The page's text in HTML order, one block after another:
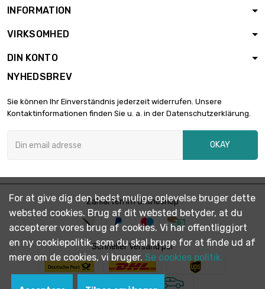
længde : 0.1 Meter
diameter : 0.5mm
0,88 €
længde : 0.3 Meter
længde : 0.4 Meter
diameter : 0.5mm
0,88 € 
længde : 0.5 Meter
diameter : 0.5mm
0,88 €
INFORMATION
VIRKSOMHED
DIN KONTO
NYHEDSBREV
Sie können Ihr Einverständnis jederzeit widerrufen. Unsere
Kontaktinformationen finden Sie u. a. in der Datenschutzerklärung.
OKAY
Zahlarten im Onlineshop
Schneller Versand per
For at give dig den bedst mulige oplevelse bruger dette
websted cookies. Brug af dit websted betyder, at du
accepterer vores brug af cookies. Vi har offentliggjort
en ny cookiepolitik, som du skal bruge for at finde ud af
mere om de cookies, vi bruger. Se cookies politik.